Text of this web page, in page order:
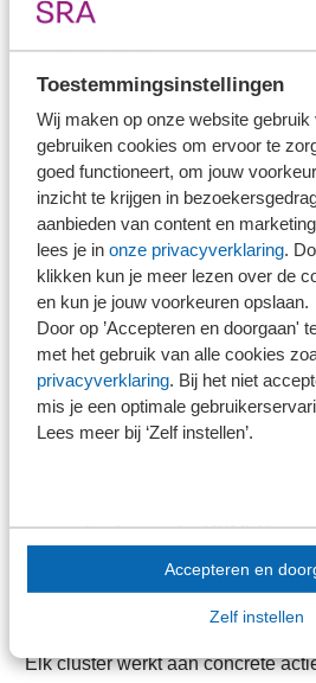
Toestemmingsinstellingen
Wij maken op onze website
gebruiken cookies om ervoor te
goed functioneert, om jouw
inzicht te krijgen in
aanbieden van content en
lees je in onze privacyverklaring.
klikken kun je meer lezen over de
en kun je jouw voorkeuren opslaan.
Door op ’Accepteren en doorgaan'
met het gebruik van alle cookies
privacyverklaring. Bij het niet
mis je een optimale
Lees meer bij ‘Zelf instellen’.
Accepteren en
Zelf instellen
Moed om risico's en
benoemen.
Lef om oude patronen te
Durf om vandaag keuzes te
verschil maken.
Binnen het SRA-Platform
kennis en ervaring van SRA en
leden. Het richt zich op vier
Strategie: ESG-risico's en
als onderdeel van de strategie.
Thema's: wat is nodig om
ondersteunen bij VSME?
Assurance: hoe integreer ik
Elk cluster werkt aan concrete